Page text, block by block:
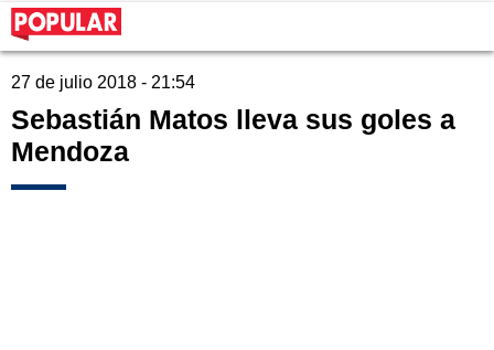
27 de julio 2018 - 21:54
Sebastián Matos lleva sus goles a
Mendoza